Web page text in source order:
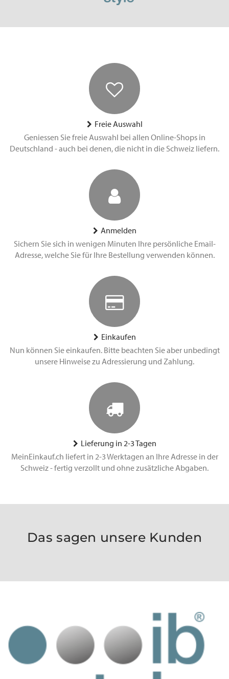
Freie Auswahl
Geniessen Sie freie Auswahl bei allen Online-Shops in
Deutschland - auch bei denen, die nicht in die Schweiz liefern.
Anmelden
Sichern Sie sich in wenigen Minuten Ihre persönliche Email-
Adresse, welche Sie für Ihre Bestellung verwenden können.
Einkaufen
Nun können Sie einkaufen. Bitte beachten Sie aber unbedingt
unsere Hinweise zu Adressierung und Zahlung.
Lieferung in 2-3 Tagen
MeinEinkauf.ch liefert in 2-3 Werktagen an Ihre Adresse in der
Schweiz - fertig verzollt und ohne zusätzliche Abgaben.
Das sagen unsere Kunden